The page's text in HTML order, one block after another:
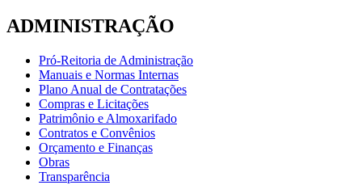
ADMINISTRAÇÃO
Pró-Reitoria de Administração
Manuais e Normas Internas
Plano Anual de Contratações
Compras e Licitações
Patrimônio e Almoxarifado
Contratos e Convênios
Orçamento e Finanças
Obras
Transparência